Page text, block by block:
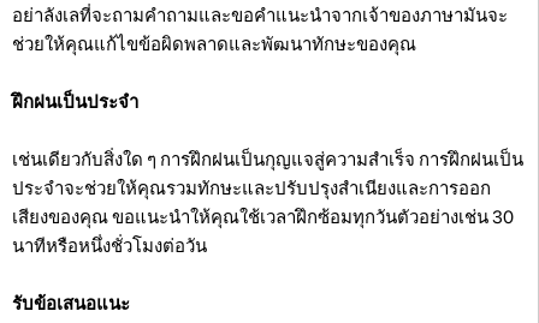
อย่าลังเลที่จะถามคำถามและขอคำแนะนำจากเจ้าของภาษามันจะ
ช่วยให้คุณแก้ไขข้อผิดพลาดและพัฒนาทักษะของคุณ
ฝึกฝนเป็นประจำ
เช่นเดียวกับสิ่งใด ๆ การฝึกฝนเป็นกุญแจสู่ความสำเร็จ การฝึกฝนเป็น
ประจำจะช่วยให้คุณรวมทักษะและปรับปรุงสำเนียงและการออก
เสียงของคุณ ขอแนะนำให้คุณใช้เวลาฝึกซ้อมทุกวันตัวอย่างเช่น 30
นาทีหรือหนึ่งชั่วโมงต่อวัน
รับข้อเสนอแนะ